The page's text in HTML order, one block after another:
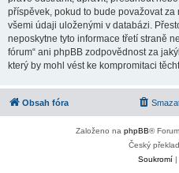
příspěvek, pokud to bude považovat
všemi údaji uloženými v databázi.
neposkytne tyto informace třetí straně
fórum“ ani phpBB zodpovědnost za
který by mohl vést ke kompromitaci
Obsah fóra
Založeno na phpBB®
Český
Soukromí|